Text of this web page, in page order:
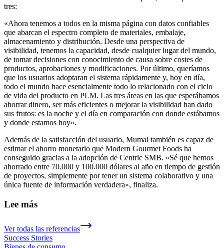
tres:
«Ahora tenemos a todos en la misma página con datos confiables
que abarcan el espectro completo de materiales, embalaje,
almacenamiento y distribución. Desde una perspectiva de
visibilidad, tenemos la capacidad, desde cualquier lugar del mundo,
de tomar decisiones con conocimiento de causa sobre costes de
productos, aprobaciones y modificaciones. Por último, queríamos
que los usuarios adoptaran el sistema rápidamente y, hoy en día,
todo el mundo hace esencialmente todo lo relacionado con el ciclo
de vida del producto en PLM. Las tres áreas en las que esperábamos
ahorrar dinero, ser más eficientes o mejorar la visibilidad han dado
sus frutos: es la noche y el día en comparación con donde estábamos
y donde estamos hoy».
Además de la satisfacción del usuario, Mumal también es capaz de
estimar el ahorro monetario que Modern Gourmet Foods ha
conseguido gracias a la adopción de Centric SMB. «Sé que hemos
ahorrado entre 70.000 y 100.000 dólares al año en tiempo de gestión
de proyectos, simplemente por tener un sistema colaborativo y una
única fuente de información verdadera», finaliza.
Lee más
Ver todas las referencias
Success Stories